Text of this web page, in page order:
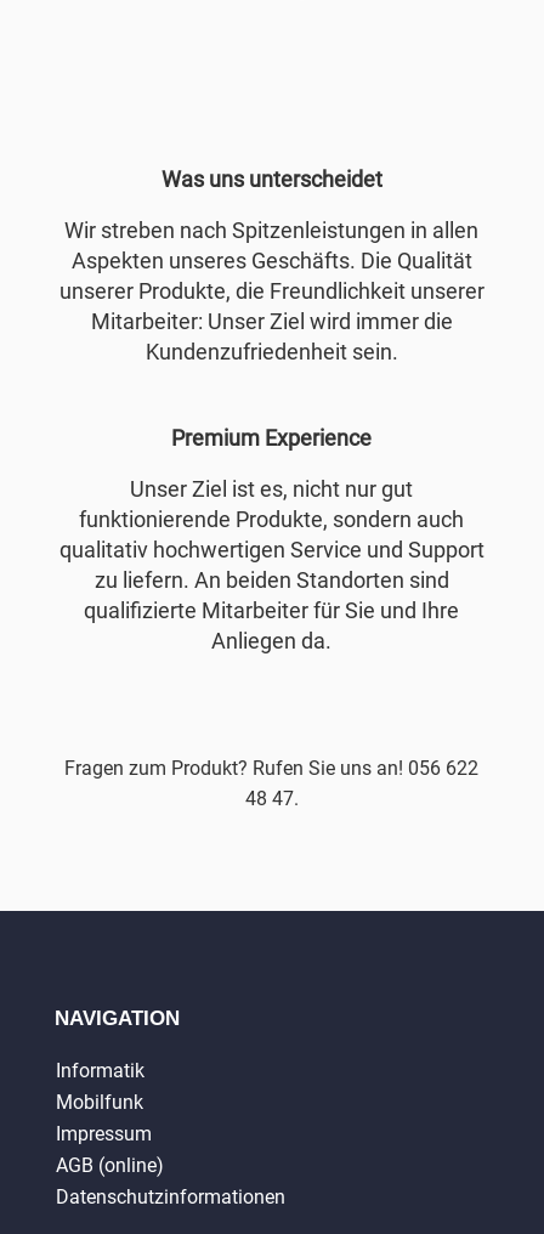
Was uns unterscheidet
Wir streben nach Spitzenleistungen in allen
Aspekten unseres Geschäfts. Die Qualität
unserer Produkte, die Freundlichkeit unserer
Mitarbeiter: Unser Ziel wird immer die
Kundenzufriedenheit sein.
Premium Experience
Unser Ziel ist es, nicht nur gut
funktionierende Produkte, sondern auch
qualitativ hochwertigen Service und Support
zu liefern. An beiden Standorten sind
qualifizierte Mitarbeiter für Sie und Ihre
Anliegen da.
Fragen zum Produkt? Rufen Sie uns an! 056 622
48 47.
NAVIGATION
Informatik
Mobilfunk
Impressum
AGB (online)
Datenschutzinformationen